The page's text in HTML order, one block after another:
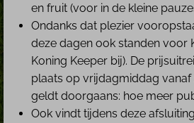
en fruit (voor in de kleine
Ondanks dat plezier
deze dagen ook standen voor
Koning Keeper bij). De
plaats op vrijdagmiddag vanaf
geldt doorgaans: hoe meer
Ook vindt tijdens deze